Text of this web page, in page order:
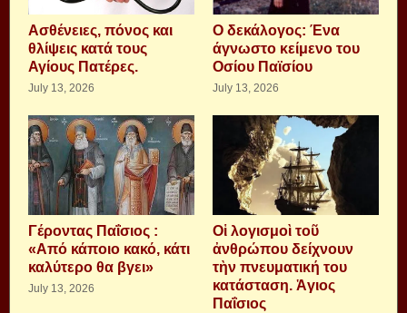
Aσθένειες, πόνος και
θλίψεις κατά τους
Αγίους Πατέρες.
July 13, 2026
Ο δεκάλογος: Ένα
άγνωστο κείμενο του
Οσίου Παϊσίου
July 13, 2026
Γέροντας Παΐσιος :
«Από κάποιο κακό, κάτι
καλύτερο θα βγει»
July 13, 2026
Οἱ λογισμοὶ τοῦ
ἀνθρώπου δείχνουν
τὴν πνευματική του
κατάσταση. Ἁγιος
Παΐσιος